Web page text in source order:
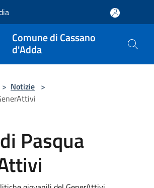
Comune di Cassano
d'Adda
> Notizie >
Pasqua